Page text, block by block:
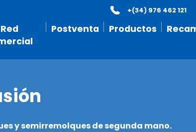
Red
Postventa Productos
+(34) 976 462 121
y semirremolques de segunda mano.